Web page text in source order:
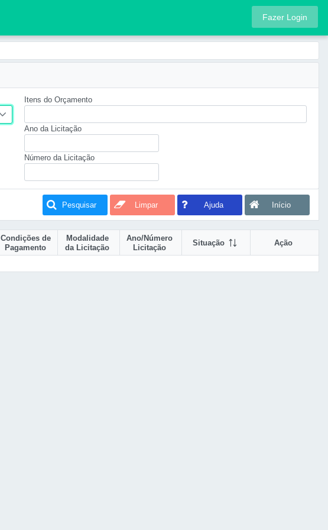
Fazer Login
Itens do Orçamento
Ano da Licitação
Número da Licitação
Pesquisar Limpar Ajuda Início
Condições de
Pagamento
Modalidade
da Licitação
Ano/Número
Licitação
Situação Ação